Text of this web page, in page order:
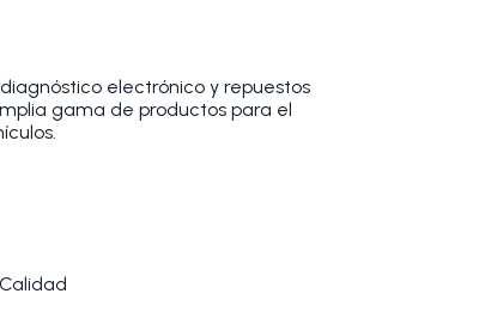
electrónico y repuestos
gama de productos para el